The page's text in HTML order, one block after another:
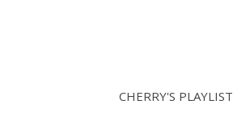
CHERRY'S PLAYLIST